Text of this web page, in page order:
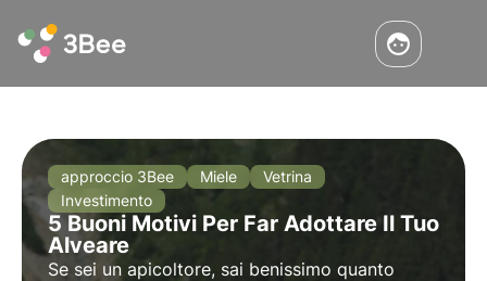
approccio 3Bee Miele
Vetrina
Investimento
5 Buoni Motivi Per Far Adottare Il Tuo
Alveare
Se sei un apicoltore, sai benissimo quanto